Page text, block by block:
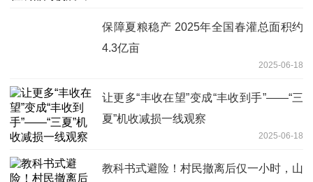
保障夏粮稳产 2025年全国春灌总面积约
4.3亿亩
2025-06-18
让更多“丰收在望”变成“丰收到手”——“三
夏”机收减损一线观察
2025-06-18
教科书式避险！村民撤离后仅一小时，山